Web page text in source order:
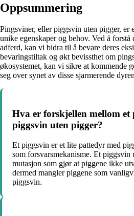
Oppsummering
Pingsviner, eller piggsvin uten pigger, er
unike egenskaper og behov. Ved å
adferd, kan vi bidra til å bevare deres
bevaringstiltak og økt bevissthet om
økosystemet, kan vi sikre at kommende
seg over synet av disse sjarmerende
Hva er forskjellen mellom et
piggsvin uten pigger?
Et piggsvin er et lite pattedyr med
som forsvarsmekanisme. Et piggsvin
mutasjon som gjør at piggene ikke
dermed mangler piggene som
piggsvin.